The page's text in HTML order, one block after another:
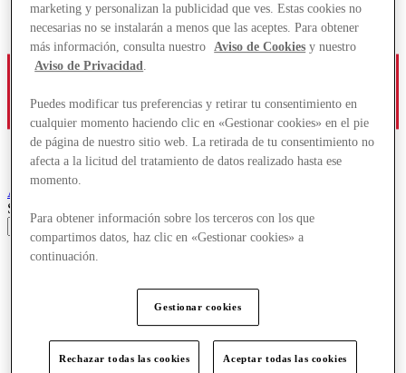
Ashford
Search input
Tiendas
Planifica tu visita
Tarjetas regalo
Servicios
marketing y personalizan la publicidad que ves. Estas cookies no
necesarias no se instalarán a menos que las aceptes. Para obtener
más información, consulta nuestro
Aviso de Cookies y nuestro
Aviso de Privacidad
Puedes modificar tus preferencias y retirar tu consentimiento en
cualquier momento haciendo clic en «Gestionar cookies» en el pie
de página de nuestro sitio web. La retirada de tu consentimiento no
afecta a la licitud del tratamiento de datos realizado hasta ese
momento.
Para obtener información sobre los terceros con los que
compartimos datos, haz clic en «Gestionar cookies» a
continuación.
Gestionar cookies
Rechazar todas las cookies Aceptar todas las cookies